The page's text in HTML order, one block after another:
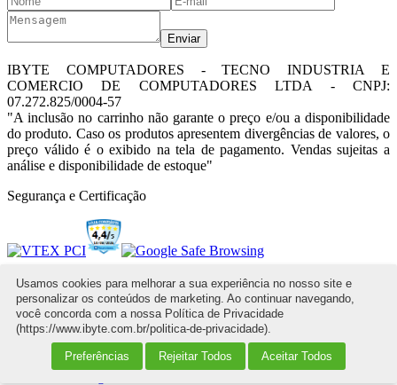
Enviar
IBYTE COMPUTADORES - TECNO INDUSTRIA E
COMERCIO DE COMPUTADORES LTDA - CNPJ:
07.272.825/0004-57
"A inclusão no carrinho não garante o preço e/ou a disponibilidade
do produto. Caso os produtos apresentem divergências de valores, o
preço válido é o exibido na tela de pagamento. Vendas sujeitas a
análise e disponibilidade de estoque"
Segurança e Certificação
Power By
Formas de Pagamento
Usamos cookies para melhorar a sua experiência no nosso site e
personalizar os conteúdos de marketing. Ao continuar navegando,
você concorda com a nossa Política de Privacidade
(https://www.ibyte.com.br/politica-de-privacidade).
Preferências Rejeitar Todos Aceitar Todos